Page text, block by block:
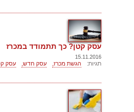
עסק קטן? כך תתמודד במכרז
15.11.2016
תגיות: הגשת מכרז, עסק חדש, עסק